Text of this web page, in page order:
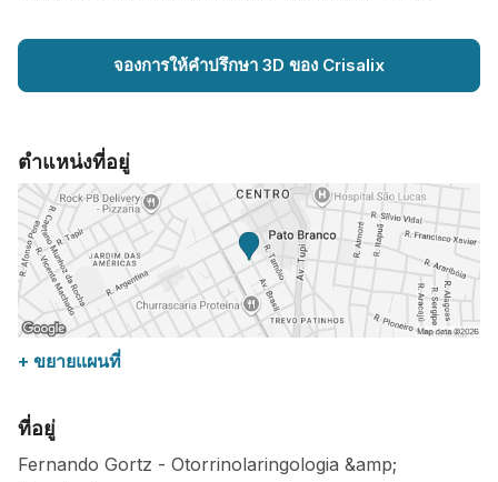
จองการให้คำปรึกษา 3D ของ Crisalix
ตำแหน่งที่อยู่
+ ขยายแผนที่
ที่อยู่
Fernando Gortz - Otorrinolaringologia &amp;